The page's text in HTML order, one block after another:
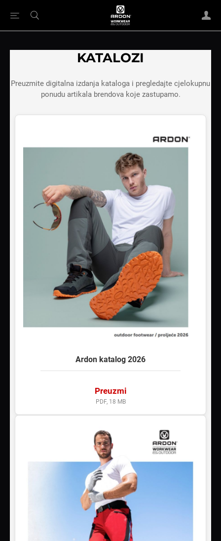
KATALOZI
Preuzmite digitalna izdanja kataloga i pregledajte cjelokupnu
ponudu artikala brendova koje zastupamo.
Ardon katalog 2026
Preuzmi
PDF, 18 MB